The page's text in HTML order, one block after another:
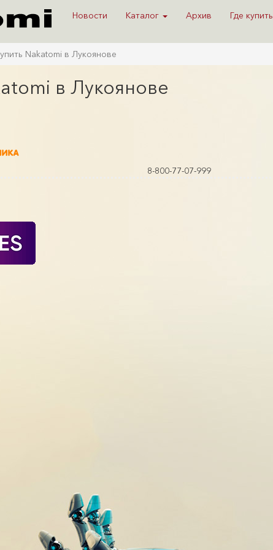
Новости Каталог Архив Где купить
Nakatomi в Лукоянове
в Лукоянове
8-800-77-07-999